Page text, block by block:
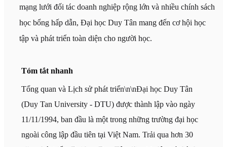
mạng lưới đối tác doanh nghiệp rộng lớn và nhiều chính sách
học bổng hấp dẫn, Đại học Duy Tân mang đến cơ hội học
tập và phát triển toàn diện cho người học.
Tóm tắt nhanh
Tổng quan và Lịch sử phát triển\n\nĐại học Duy Tân
(Duy Tan University - DTU) được thành lập vào ngày
11/11/1994, ban đầu là một trong những trường đại học
ngoài công lập đầu tiên tại Việt Nam. Trải qua hơn 30